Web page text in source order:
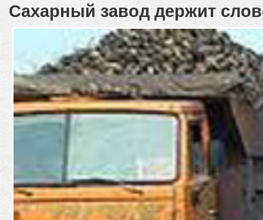
Сахарный завод держит